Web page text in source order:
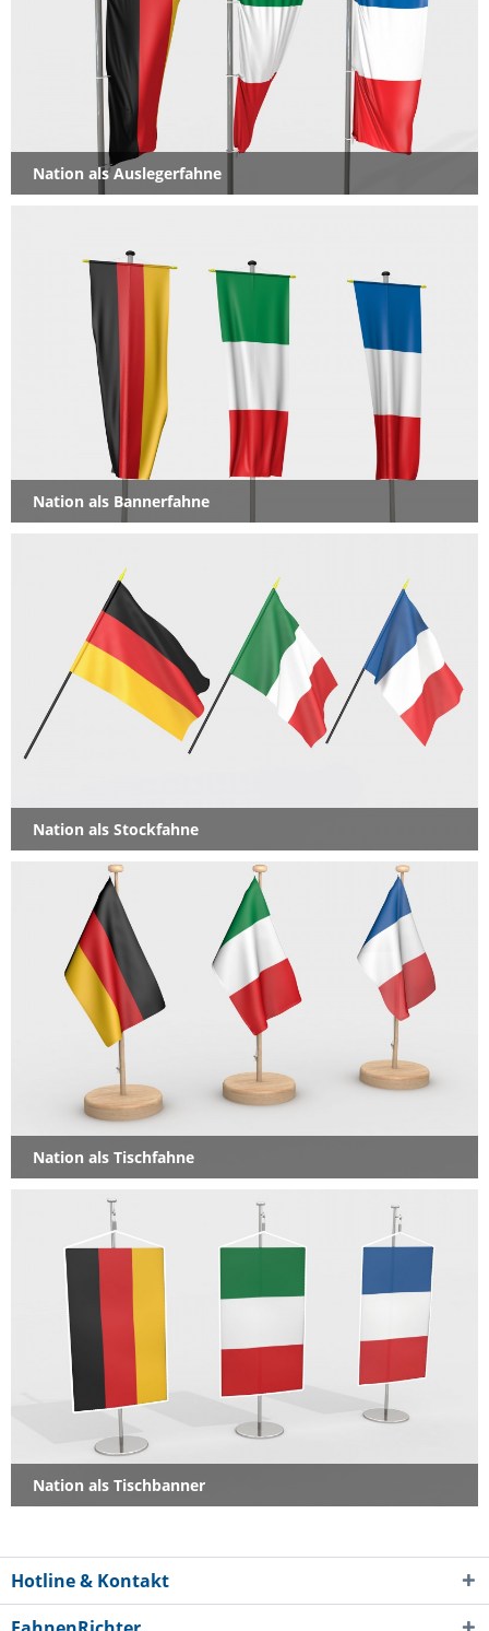
Nation als Auslegerfahne
Nation als Bannerfahne
Nation als Stockfahne
Nation als Tischfahne
Nation als Tischbanner
Hotline & Kontakt